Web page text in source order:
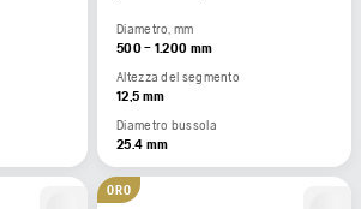
Diametro, mm
500 – 1.200 mm
Altezza del segmento
12,5 mm
Diametro bussola
25.4 mm
ORO